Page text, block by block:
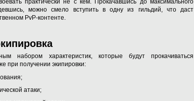
практически не с кем. Прокачавшись до максимального
можно смело вступить в одну из гильдий, что даст
PvP-контенте.
набором характеристик, которые будут прокачиваться
при получении экипировки:
атаки;